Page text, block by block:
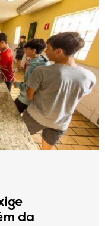
da